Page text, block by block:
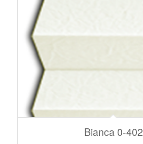
Bianca 0-402